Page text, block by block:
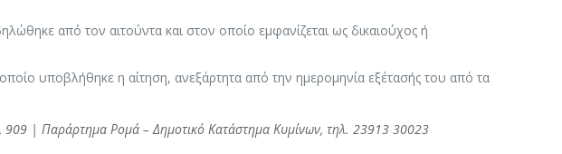
από τον αιτούντα και στον οποίο εμφανίζεται ως δικαιούχος ή
υποβλήθηκε η αίτηση, ανεξάρτητα από την ημερομηνία εξέτασής του από τα
909 | Παράρτημα Ρομά – Δημοτικό Κατάστημα Κυμίνων, τηλ. 23913 30023